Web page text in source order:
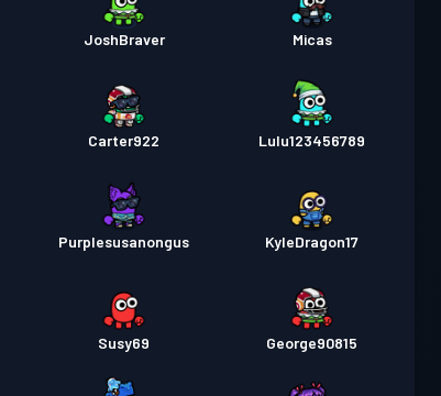
JoshBraver Micas
Carter922 Lulu123456789
Purplesusanongus KyleDragon17
Susy69 George90815